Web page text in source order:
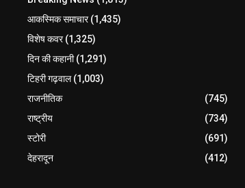
आकस्मिक समाचार(1,435)
विशेष कवर(1,325)
दिन की कहानी(1,291)
टिहरी गढ़वाल(1,003)
राजनीतिक
(745)
राष्ट्रीय
(734)
स्टोरी
(691)
देहरादून
(412)